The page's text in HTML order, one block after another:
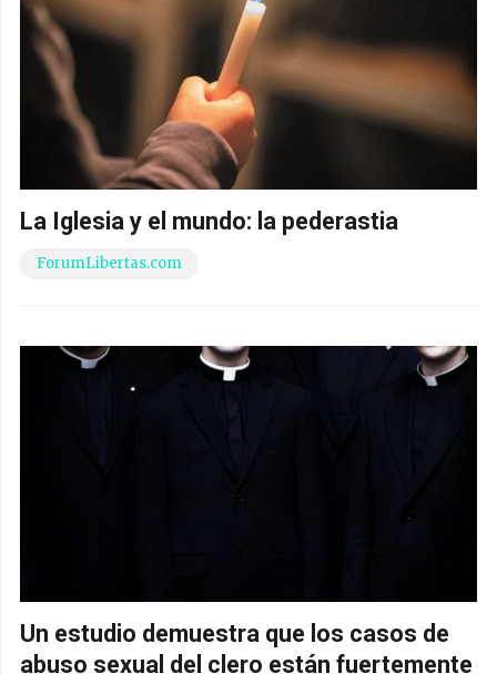
La Iglesia y el mundo: la pederastia
ForumLibertas.com
Un estudio demuestra que los casos de
abuso sexual del clero están fuertemente